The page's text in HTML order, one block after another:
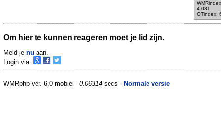
4.081
OTindex:
Om hier te kunnen reageren moet je lid zijn.
Meld je nu aan.
Login via:
WMRphp ver. 6.0 mobiel - 0.06314 secs - Normale versie